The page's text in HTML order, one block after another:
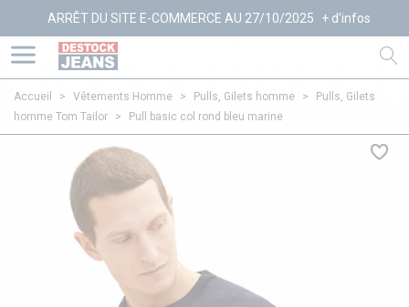
DU SITE E-COMMERCE AU 27/10/2025 + d'infos
Accueil > Vêtements Homme > Pulls, Gilets homme >
Pulls, Gilets
homme Tom Tailor
> Pull basic col rond bleu marine